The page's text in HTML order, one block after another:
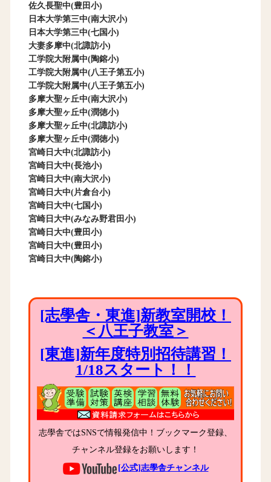
佐久長聖中(豊田小)
日本大学第三中(南大沢小)
日本大学第三中(七国小)
大妻多摩中(北諏訪小)
工学院大附属中(陶鎔小)
工学院大附属中(八王子第五小)
工学院大附属中(八王子第五小)
多摩大聖ヶ丘中(南大沢小)
多摩大聖ヶ丘中(潤徳小)
多摩大聖ヶ丘中(北諏訪小)
多摩大聖ヶ丘中(潤徳小)
宮崎日大中(北諏訪小)
宮崎日大中(長池小)
宮崎日大中(南大沢小)
宮崎日大中(片倉台小)
宮崎日大中(七国小)
宮崎日大中(みなみ野君田小)
宮崎日大中(豊田小)
宮崎日大中(豊田小)
宮崎日大中(陶鎔小)
[志學舎・東進]新教室開校！
＜八王子教室＞
[東進]新年度特別招待講習！
1/18スタート！！
志學舎ではSNSで情報発信中！ブックマーク登録、
チャンネル登録をお願いします！
[公式]志學舎チャンネル